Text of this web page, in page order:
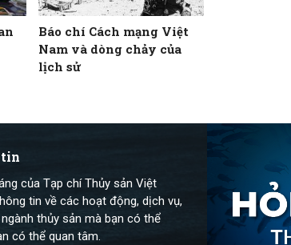
Báo chí Cách mạng Việt
Nam và dòng chảy của
lịch sử
tin
của Tạp chí Thủy sản Việt
tin về các hoạt động, dịch vụ,
thủy sản mà bạn có thể
có thể quan tâm.